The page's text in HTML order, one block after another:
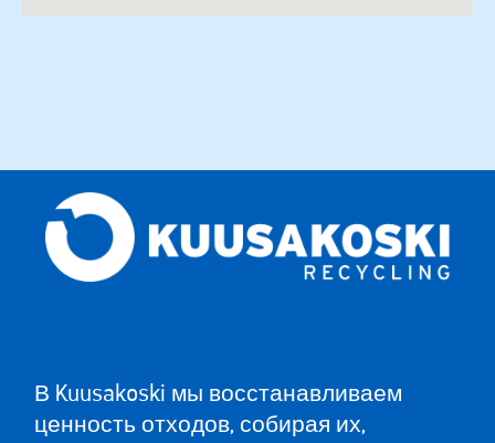
В Kuusakoski мы восстанавливаем
ценность отходов, собирая их,